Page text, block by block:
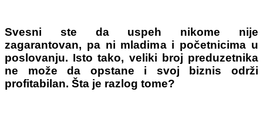
Svesni ste da uspeh nikome nije
zagarantovan, pa ni mladima i početnicima u
poslovanju. Isto tako, veliki broj preduzetnika
ne može da opstane i svoj biznis održi
profitabilan. Šta je razlog tome?